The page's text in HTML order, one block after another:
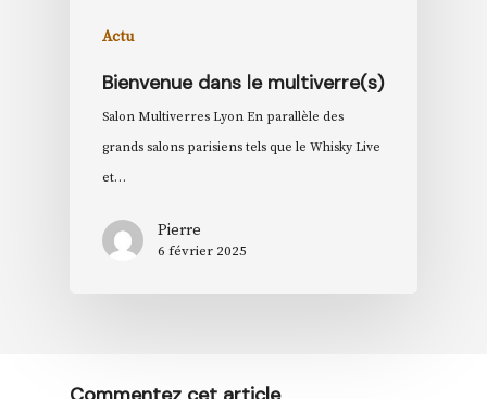
Actu
Bienvenue dans le multiverre(s)
Salon Multiverres Lyon En parallèle des
grands salons parisiens tels que le Whisky Live
et…
Pierre
6 février 2025